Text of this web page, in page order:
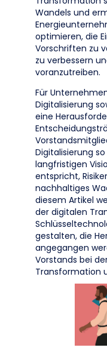
Wandels und
optimieren, die
Vorschriften zu
zu verbessern
voranzutreiben.
Für
Digitalisierung
eine
Digitalisierung
langfristigen
entspricht,
nachhaltiges
diesem Artikel
der digitalen
gestalten, die
angegangen
Vorstands bei
Transformation